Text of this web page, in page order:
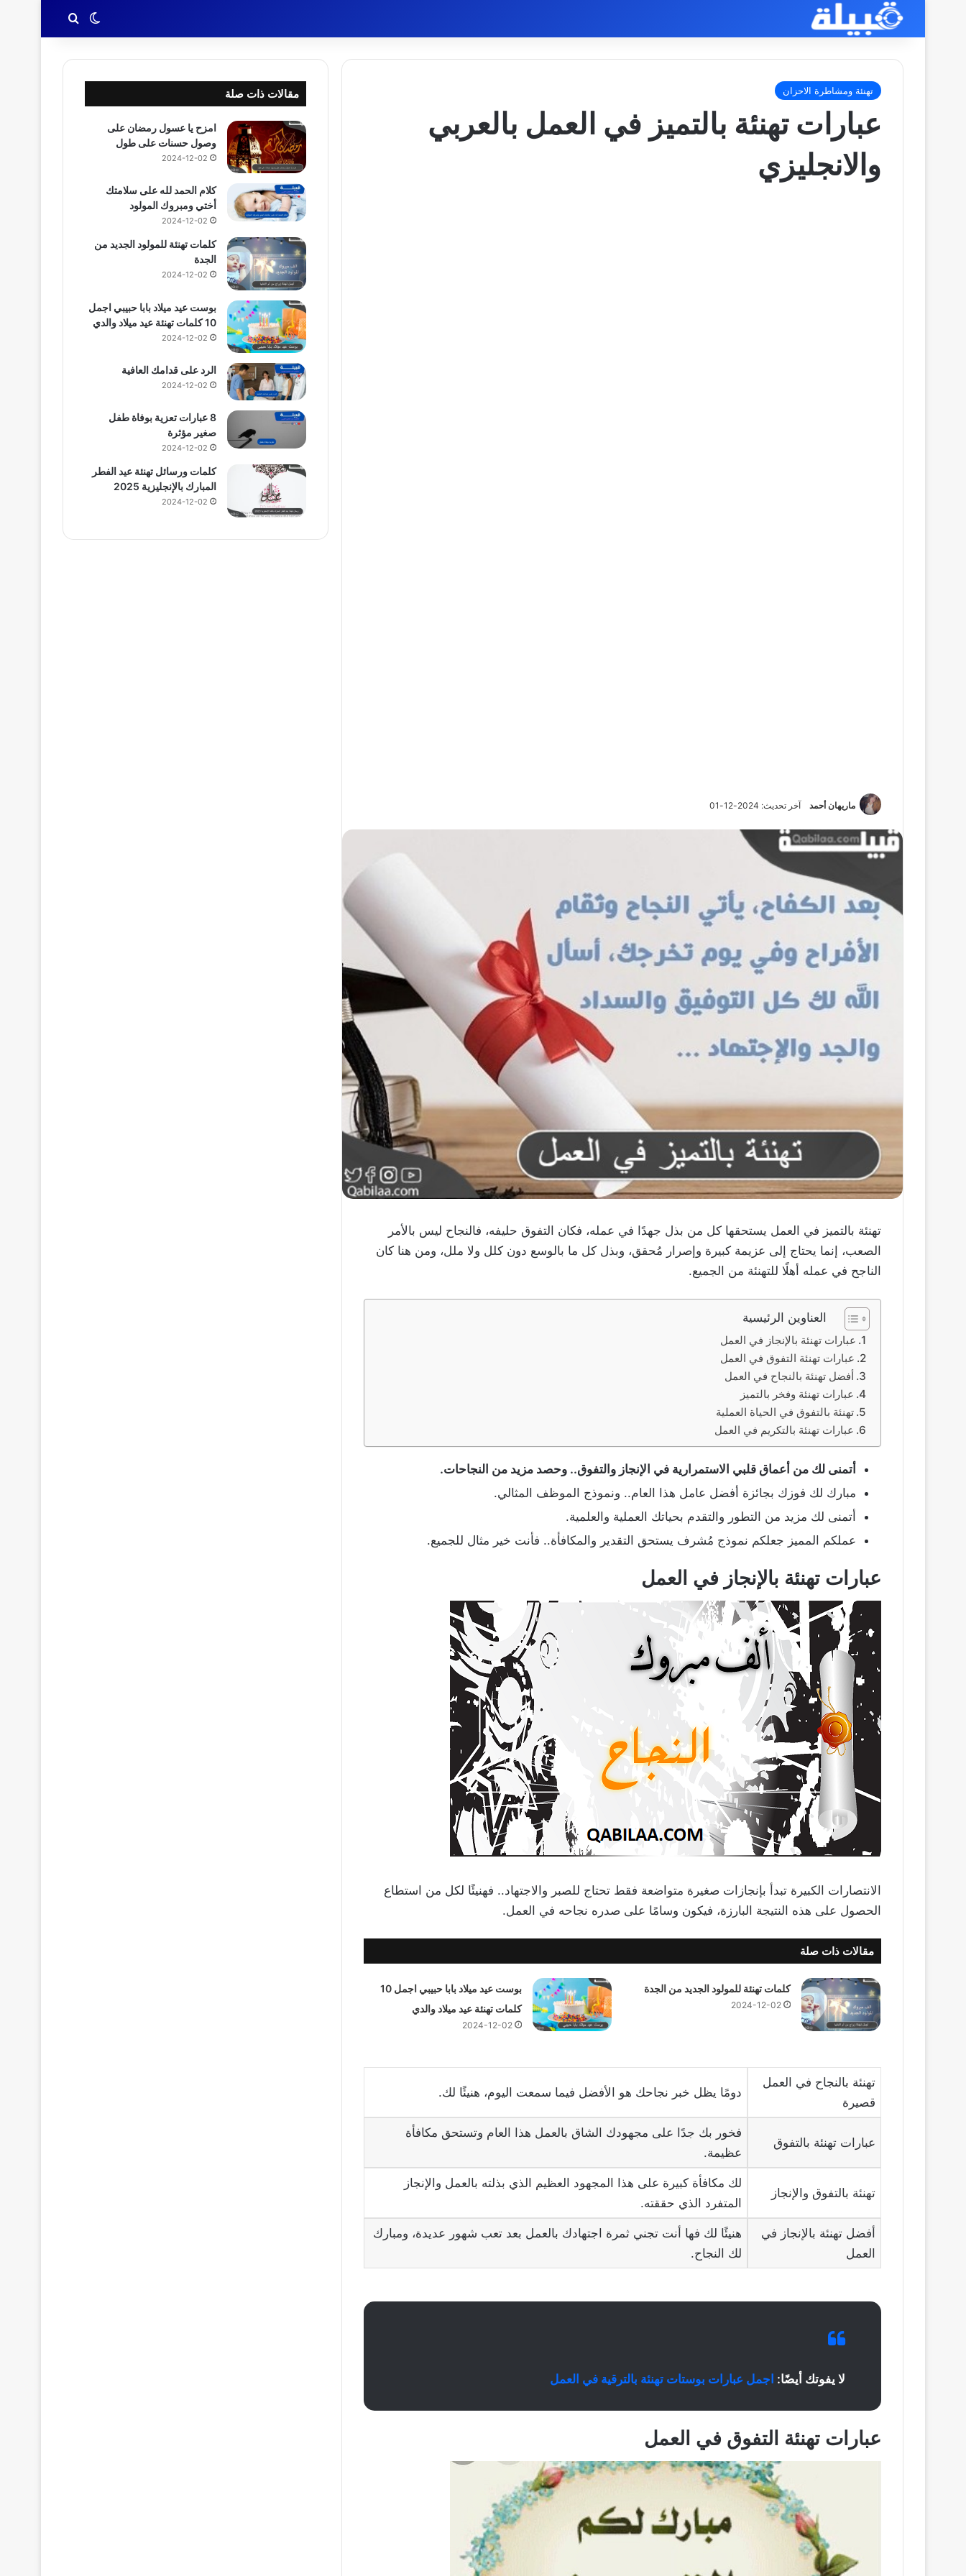
الوضع المظلم
بحث عن
تهنئة ومشاطرة الاحزان
عبارات تهنئة بالتميز في العمل بالعربي
والانجليزي
ماريهان أحمد آخر تحديث: 2024-12-01
تهنئة بالتميز في العمل يستحقها كل من بذل جهدًا في عمله، فكان التفوق حليفه، فالنجاح ليس بالأمر
الصعب، إنما يحتاج إلى عزيمة كبيرة وإصرار مُحقق، وبذل كل ما بالوسع دون كلل ولا ملل، ومن هنا كان
الناجح في عمله أهلًا للتهنئة من الجميع.
العناوين الرئيسية
عبارات تهنئة بالإنجاز في العمل
عبارات تهنئة التفوق في العمل
أفضل تهنئة بالنجاح في العمل
عبارات تهنئة وفخر بالتميز
تهنئة بالتفوق في الحياة العملية
عبارات تهنئة بالتكريم في العمل
أتمنى لك من أعماق قلبي الاستمرارية في الإنجاز والتفوق.. وحصد مزيد من النجاحات.
مبارك لك فوزك بجائزة أفضل عامل هذا العام.. ونموذج الموظف المثالي.
أتمنى لك مزيد من التطور والتقدم بحياتك العملية والعلمية.
عملكم المميز جعلكم نموذج مُشرف يستحق التقدير والمكافأة.. فأنت خير مثال للجميع.
عبارات تهنئة بالإنجاز في العمل
الانتصارات الكبيرة تبدأ بإنجازات صغيرة متواضعة فقط تحتاج للصبر والاجتهاد.. فهنيئًا لكل من استطاع
الحصول على هذه النتيجة البارزة، فيكون وسامًا على صدره نجاحه في العمل.
مقالات ذات صلة
كلمات تهنئة للمولود الجديد من الجدة
2024-12-02
بوست عيد ميلاد بابا حبيبي اجمل 10
كلمات تهنئة عيد ميلاد والدي
2024-12-02
تهنئة بالنجاح في العمل
قصيرة
دومًا يظل خبر نجاحك هو الأفضل فيما سمعت اليوم، هنيئًا لك.
عبارات تهنئة بالتفوق
فخور بك جدًا على مجهودك الشاق بالعمل هذا العام وتستحق مكافأة
عظيمة.
تهنئة بالتفوق والإنجاز
لك مكافأة كبيرة على هذا المجهود العظيم الذي بذلته بالعمل والإنجاز
المتفرد الذي حققته.
أفضل تهنئة بالإنجاز في
العمل
هنيئًا لك فها أنت تجني ثمرة اجتهادك بالعمل بعد تعب شهور عديدة، ومبارك
لك النجاح.
لا يفوتك أيضًا: اجمل عبارات بوستات تهنئة بالترقية في العمل
عبارات تهنئة التفوق في العمل
مقالات ذات صلة
امزح يا عسول رمضان على
وصول حسنات على طول
2024-12-02
كلام الحمد لله على سلامتك
أختي ومبروك المولود
2024-12-02
كلمات تهنئة للمولود الجديد من
الجدة
2024-12-02
بوست عيد ميلاد بابا حبيبي اجمل
10 كلمات تهنئة عيد ميلاد والدي
2024-12-02
الرد على قدامك العافية
2024-12-02
8 عبارات تعزية بوفاة طفل
صغير مؤثرة
2024-12-02
كلمات ورسائل تهنئة عيد الفطر
المبارك بالإنجليزية 2025
2024-12-02